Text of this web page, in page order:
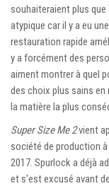
souhaiteraient plus
atypique car il y a eu
restauration rapide
y a forcément des
aiment montrer à quel
des choix plus sains
la matière la plus
Super Size Me 2vient
société de production
2017. Spurlock a déjà
et s'est excusé avant